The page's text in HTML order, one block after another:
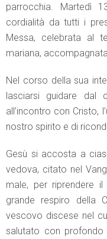
parrocchia. Martedì
cordialità da tutti i
Messa, celebrata al
mariana,
Nel corso della sua
lasciarsi guidare dal
all’incontro con Cristo,
nostro spirito e di
Gesù si accosta a
vedova, citato nel
male, per riprendere
grande respiro della
vescovo discese nel
salutato con